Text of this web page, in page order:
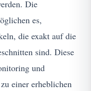
Die
es,
die exakt auf die
sind. Diese
und
einer erheblichen